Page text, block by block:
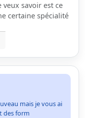
veux savoir est ce
certaine spécialité
mais je vous ai
des form